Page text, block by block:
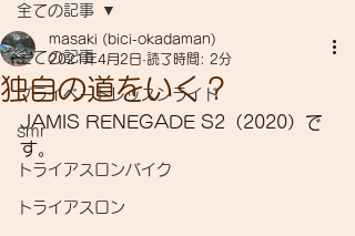
全ての記事
プライベートレッスンライド
smr
トライアスロンバイク
トライアスロン
全ての記事
独自の道をいく？
masaki (bici-okadaman)
2021年4月2日 読了時間: 2分
JAMIS RENEGADE S2（2020）で
す。